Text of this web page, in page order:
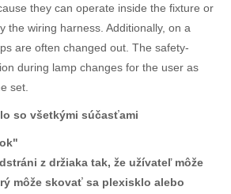
they can operate inside the fixture or
the wiring harness. Additionally, on a
are often changed out. The safety-
during lamp changes for the user as
set.
so všetkými súčasťami
z držiaka tak, že užívateľ môže
môže skovať sa plexisklo alebo